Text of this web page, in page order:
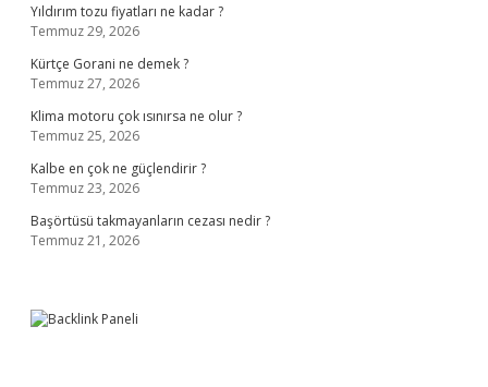
Yıldırım tozu fiyatları ne kadar ?
Temmuz 29, 2026
Kürtçe Gorani ne demek ?
Temmuz 27, 2026
Klima motoru çok ısınırsa ne olur ?
Temmuz 25, 2026
Kalbe en çok ne güçlendirir ?
Temmuz 23, 2026
Başörtüsü takmayanların cezası nedir ?
Temmuz 21, 2026